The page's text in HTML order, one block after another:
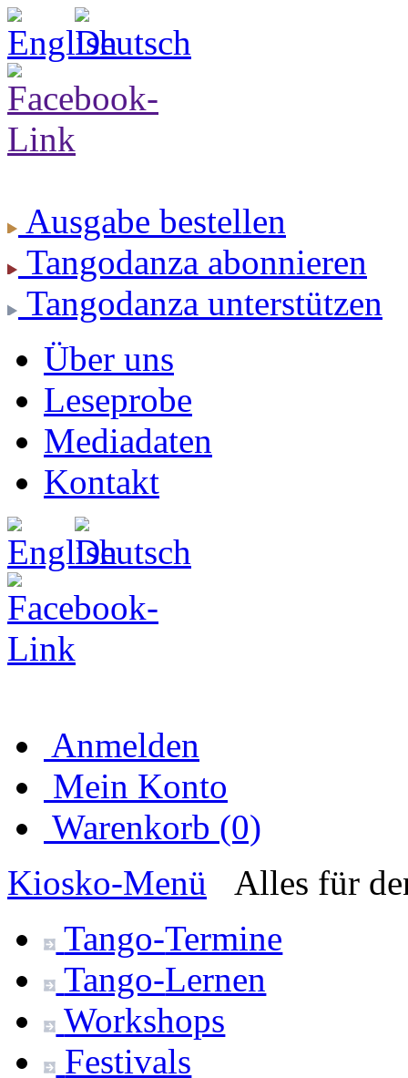
Ausgabe bestellen
Tangodanza abonnieren
Tangodanza unterstützen
Über uns
Leseprobe
Mediadaten
Kontakt
Anmelden
Mein Konto
Warenkorb (0)
Kiosko-Menü
Alles für
Tango-Termine
Tango-Lernen
Workshops
Festivals